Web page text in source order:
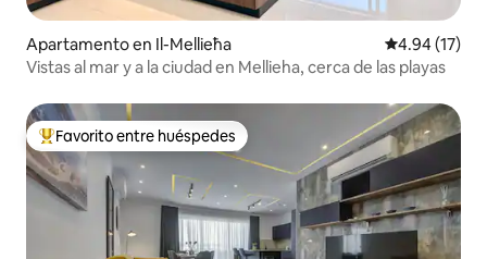
Apartamento en Il-Mellieħa Calificación
4.94 (17)
Vistas al mar y a la ciudad en Mellieha, cerca de las playas
Favorito entre huéspedes preferido
Favorito entre huéspedes